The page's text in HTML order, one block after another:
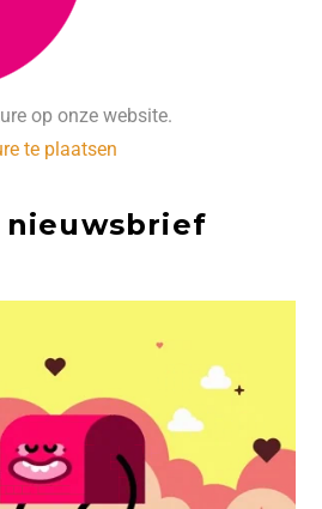
op onze website.
te plaatsen